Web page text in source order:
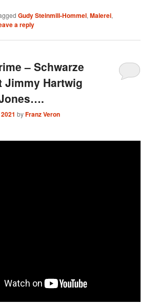
Gudy Steinmill-Hommel,Malerei,
a reply
– Schwarze
Jimmy Hartwig
byFranz Veron